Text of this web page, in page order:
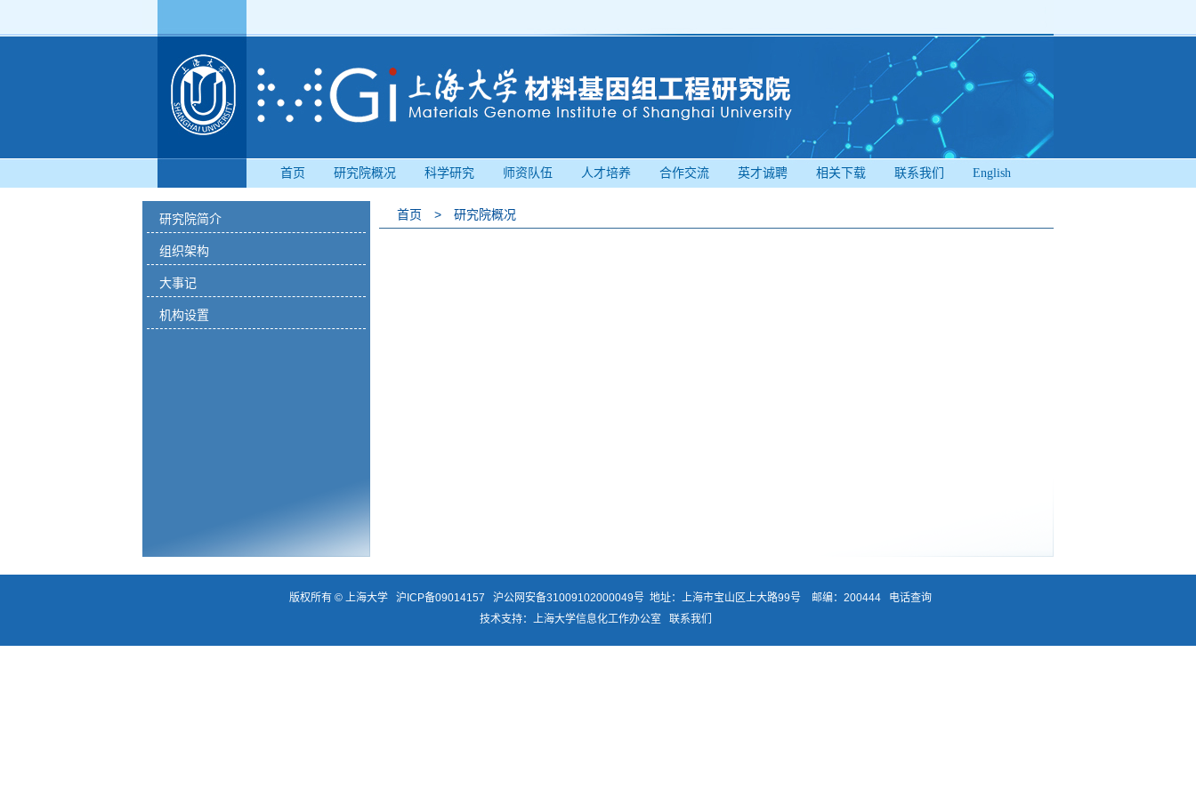
首页 研究院概况 科学研究 师资队伍 人才培养 合作交流 英才诚聘 相关下载 联系我们 English
研究院简介
组织架构
大事记
机构设置
首页 > 研究院概况
版权所有 © 上海大学 沪ICP备09014157 沪公网安备31009102000049号 地址：上海市宝山区上大路99号 邮编：200444 电话查询
技术支持： 上海大学信息化工作办公室 联系我们